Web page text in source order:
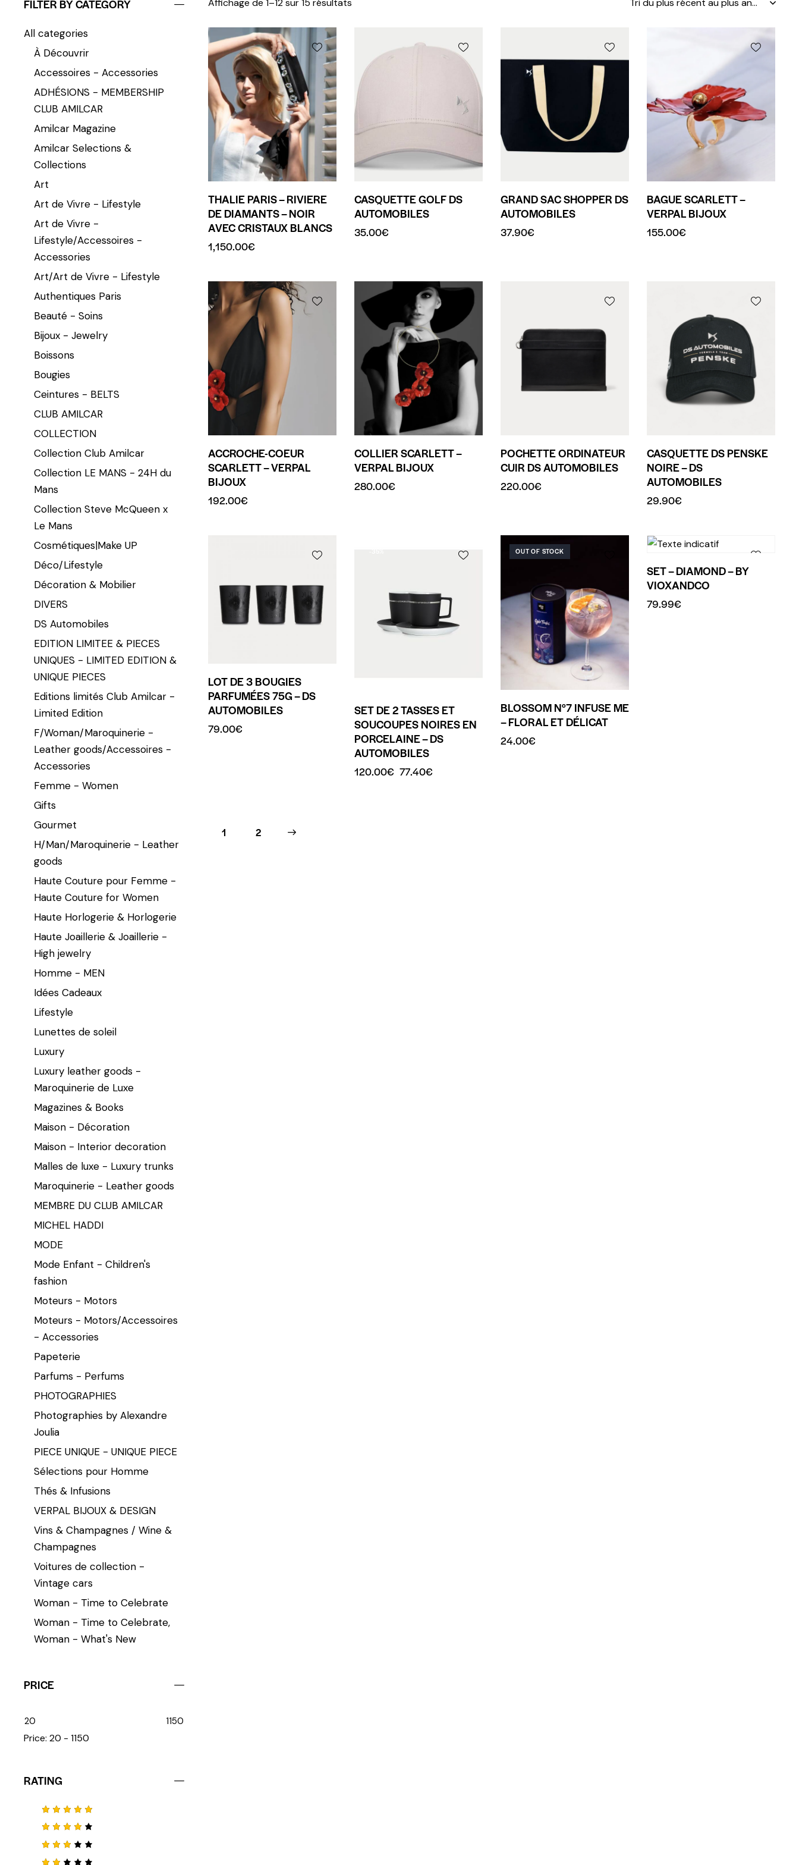
THALIE PARIS – RIVIERE
DE DIAMANTS – NOIR
AVEC CRISTAUX BLANCS
1,150.00€
CASQUETTE GOLF DS
AUTOMOBILES
35.00€
GRAND SAC SHOPPER DS
AUTOMOBILES
37.90€
BAGUE SCARLETT –
VERPAL BIJOUX
155.00€
ACCROCHE-COEUR
SCARLETT – VERPAL
BIJOUX
192.00€
COLLIER SCARLETT –
VERPAL BIJOUX
280.00€
POCHETTE ORDINATEUR
CUIR DS AUTOMOBILES
220.00€
CASQUETTE DS PENSKE
NOIRE – DS
AUTOMOBILES
29.90€
LOT DE 3 BOUGIES
PARFUMÉES 75G – DS
AUTOMOBILES
79.00€
SET DE 2 TASSES ET
SOUCOUPES NOIRES EN
PORCELAINE – DS
AUTOMOBILES
120.00€ 77.40€
OUT OF STOCK
BLOSSOM N°7 INFUSE ME
– FLORAL ET DÉLICAT
24.00€
SET – DIAMOND – BY
VIOXANDCO
79.99€
1 2
FILTER BY CATEGORY
All categories
À Découvrir
Accessoires - Accessories
ADHÉSIONS - MEMBERSHIP
CLUB AMILCAR
Amilcar Magazine
Amilcar Selections &
Collections
Art
Art de Vivre - Lifestyle
Art de Vivre -
Lifestyle/Accessoires -
Accessories
Art/Art de Vivre - Lifestyle
Authentiques Paris
Beauté - Soins
Bijoux - Jewelry
Boissons
Bougies
Ceintures - BELTS
CLUB AMILCAR
COLLECTION
Collection Club Amilcar
Collection LE MANS - 24H du
Mans
Collection Steve McQueen x
Le Mans
Cosmétiques|Make UP
Déco/Lifestyle
Décoration & Mobilier
DIVERS
DS Automobiles
EDITION LIMITEE & PIECES
UNIQUES - LIMITED EDITION &
UNIQUE PIECES
Editions limités Club Amilcar -
Limited Edition
F/Woman/Maroquinerie -
Leather goods/Accessoires -
Accessories
Femme - Women
Gifts
Gourmet
H/Man/Maroquinerie - Leather
goods
Haute Couture pour Femme -
Haute Couture for Women
Haute Horlogerie & Horlogerie
Haute Joaillerie & Joaillerie -
High jewelry
Homme - MEN
Idées Cadeaux
Lifestyle
Lunettes de soleil
Luxury
Luxury leather goods -
Maroquinerie de Luxe
Magazines & Books
Maison - Décoration
Maison - Interior decoration
Malles de luxe - Luxury trunks
Maroquinerie - Leather goods
MEMBRE DU CLUB AMILCAR
MICHEL HADDI
MODE
Mode Enfant - Children's
fashion
Moteurs - Motors
Moteurs - Motors/Accessoires
- Accessories
Papeterie
Parfums - Perfums
PHOTOGRAPHIES
Photographies by Alexandre
Joulia
PIECE UNIQUE - UNIQUE PIECE
Sélections pour Homme
Thés & Infusions
VERPAL BIJOUX & DESIGN
Vins & Champagnes / Wine &
Champagnes
Voitures de collection -
Vintage cars
Woman - Time to Celebrate
Woman - Time to Celebrate,
Woman - What's New
PRICE
20 1150
Price: 20 - 1150
RATING
Note
5
sur 5
Note
4
sur 5
Note